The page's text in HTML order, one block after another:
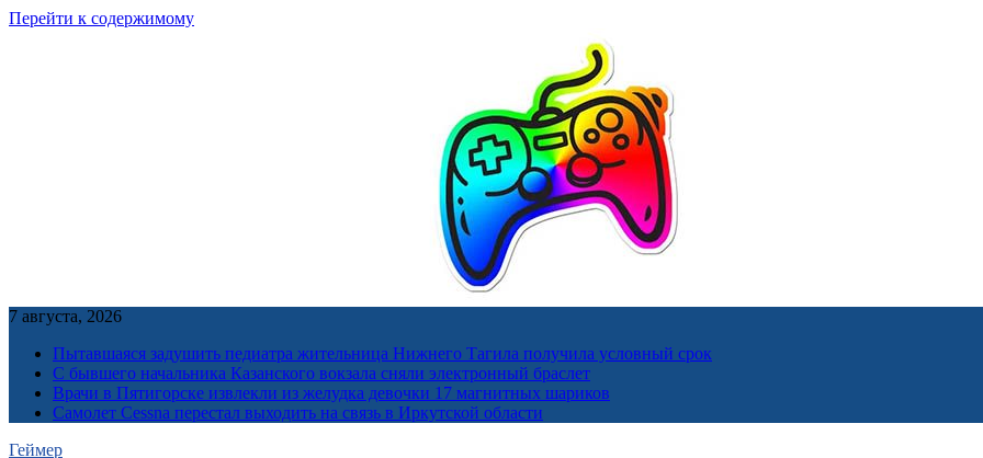
Перейти к содержимому
7 августа, 2026
Пытавшаяся задушить педиатра жительница Нижнего Тагила получила условный срок
С бывшего начальника Казанского вокзала сняли электронный браслет
Врачи в Пятигорске извлекли из желудка девочки 17 магнитных шариков
Самолет Cessna перестал выходить на связь в Иркутской области
Геймер